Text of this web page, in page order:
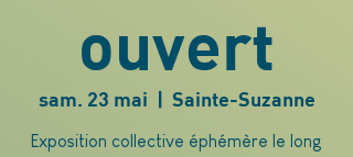
ouvert
sam. 23 mai
  |
Sainte-Suzanne
Exposition collective éphémère le long